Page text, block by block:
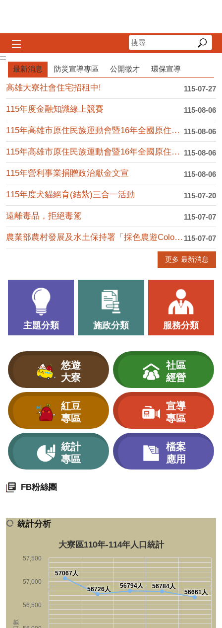
潮寮吳家古厝
高雄市防災資訊網
有志一同
:::
最新消息
防災宣導專區 公開徵才 環保宣導
115-07-27
高雄大寮社會住宅招租中!
115-08-06
115年度金融知識線上競賽
115-08-06
115年高雄市原住民族運動會暨16年全國原住民族運動會選拔賽
115-08-06
115年高雄市原住民族運動會暨16年全國原住民族運動會選拔賽
115-08-06
115年營利事業捐贈政治獻金文宣
115-07-20
115年度犬貓絕育(結紮)三合一活動
115-07-07
遠離毒品，拒絕毒駕
115-07-07
農業部農村發展及水土保持署「採色農遊Color Walk」活....
更多 最新消息
主題分類 施政分類 服務分類
悠遊
大寮
社區
經營
紅豆
專區
宣導
專區
統計
專區
檔案
應用
FB粉絲團
統計分析
大寮區110年-114年人口統計
57067人
56726人 56794人
56784人
56661人
56,500
57,000
57,500